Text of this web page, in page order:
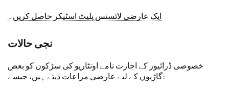
ایک عارضی لائسنس پلیٹ اسٹیکر حاصل کریں۔
نجی حالات
خصوصی ڈرائیور کے اجازت نامے اونٹاریو کی سڑکوں کو بعض
گاڑیوں کے لیے عارضی مراعات دیتے ہیں، جیسے: